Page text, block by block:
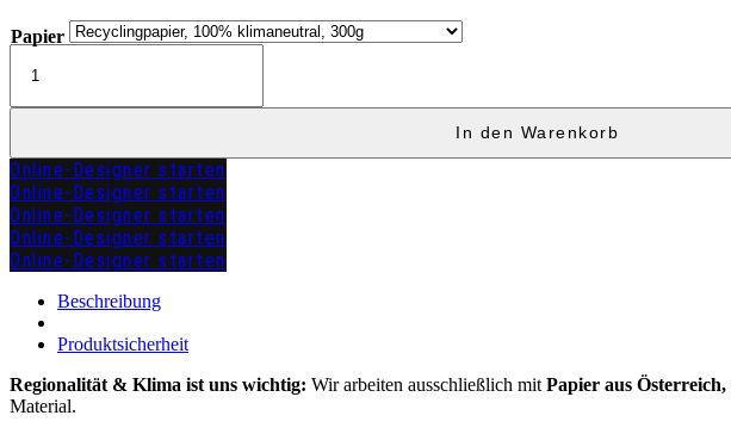
zuzügl.Versandkosten
Papier
Menükarte
Klapp
Menge
In den Warenkorb
Online-Designer starten
Online-Designer starten
Online-Designer starten
Online-Designer starten
Online-Designer starten
Beschreibung
Produktsicherheit
Regionalität & Klima ist uns wichtig: Wir arbeiten ausschließlich mit Papier aus Österreich,
Material.